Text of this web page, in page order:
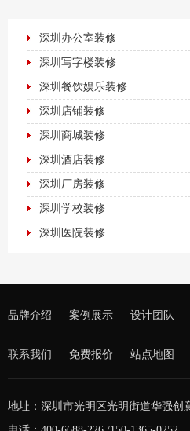
深圳办公室装修
深圳写字楼装修
深圳餐饮娱乐装修
深圳店铺装修
深圳商城装修
深圳酒店装修
深圳厂房装修
深圳学校装修
深圳医院装修
品牌介绍 案例展示 设计团队
联系我们 免费报价 站点地图
地址：深圳市光明区光明街道华强创